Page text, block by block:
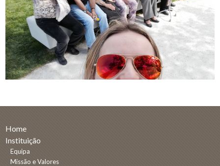
Home
Instituição
Equipa
Missão e Valores